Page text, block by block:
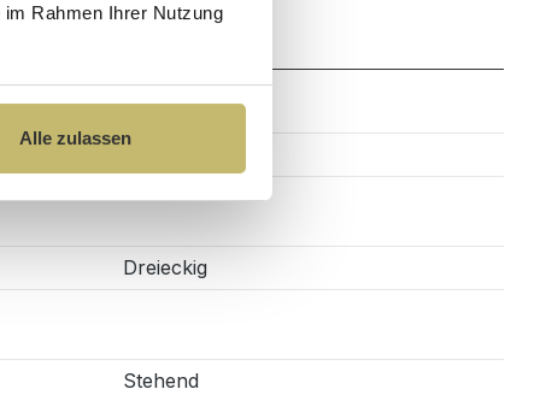
Rahmen Ihrer Nutzung
Alle zulassen
Dreieckig
Stehend